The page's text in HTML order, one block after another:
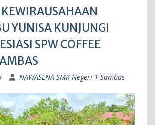
YUNISA KUNJUNGI
SPW COFFEE
NAWASENA SMK Negeri 1 Sambas